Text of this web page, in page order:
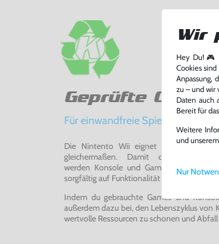
Geprüfte
Für einwandfreie Spielerlebnisse
Die Nintento Wii eignet sich perfekt für
gleichermaßen. Damit du ein
werden Konsole und Game in unserer
sorgfältig auf Funktionalität getestet,
Indem du gebrauchte Games und
außerdem dazu bei, den Lebenszyklus von
wertvolle Ressourcen zu schonen und
Wir
Hey Du! 🎮
Cookies
Anpassung,
zu – und wir
Daten auch
Bereit für
Weitere
und unserem
Nur